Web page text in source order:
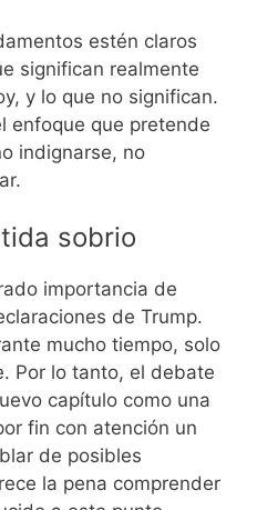
estén claros
significan realmente
y lo que no significan.
enfoque que pretende
indignarse, no
sobrio
importancia de
de Trump.
mucho tiempo, solo
Por lo tanto, el debate
capítulo como una
fin con atención un
de posibles
la pena comprender